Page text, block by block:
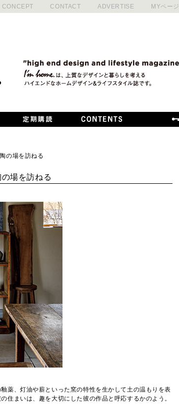
CONCEPT CONTACT ADVERTISE MYページ
の場を訪ねる
場を訪ねる
薬、灯油や薪といった窯の特性を生かして土の温もりを表
住まいは、趣を大切にした彼の作品と呼応するかのよう。